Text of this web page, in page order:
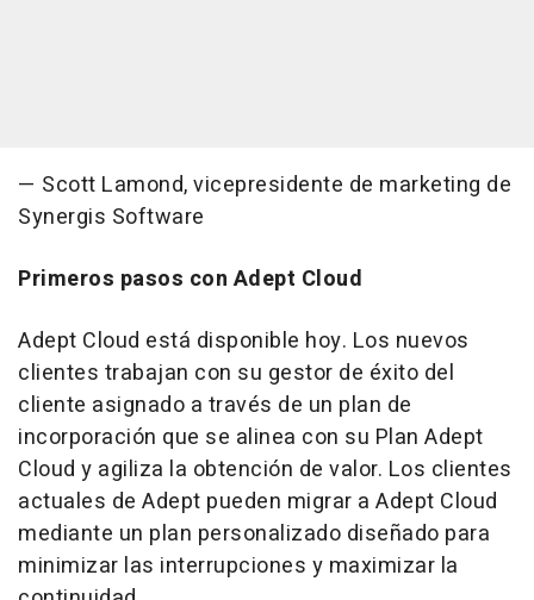
— Scott Lamond, vicepresidente de marketing de
Synergis Software
Primeros pasos con Adept Cloud
Adept Cloud está disponible hoy. Los nuevos
clientes trabajan con su gestor de éxito del
cliente asignado a través de un plan de
incorporación que se alinea con su Plan Adept
Cloud y agiliza la obtención de valor. Los clientes
actuales de Adept pueden migrar a Adept Cloud
mediante un plan personalizado diseñado para
minimizar las interrupciones y maximizar la